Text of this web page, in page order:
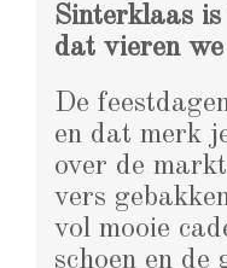
Sinterklaas
dat vieren
De
en dat merk
over de
vers
vol mooie
schoen en de